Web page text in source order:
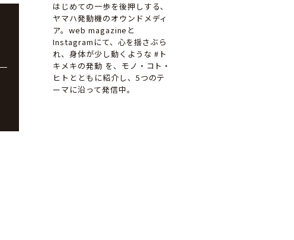
はじめての一歩を後押しする、
ヤマハ発動機のオウンドメディ
ア。web magazineと
Instagramにて、心を揺さぶら
れ、身体が少し動くような #ト
キメキの発動 を、モノ・コト・
ヒトとともに紹介し、5つのテ
ーマに沿って発信中。